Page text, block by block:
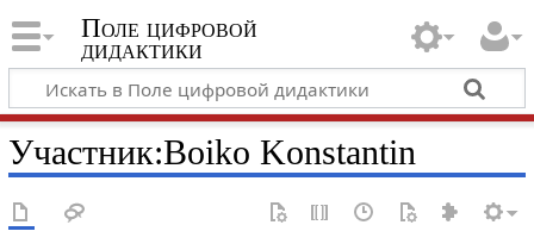
Поле цифровой
дидактики
Участник:Boiko Konstantin